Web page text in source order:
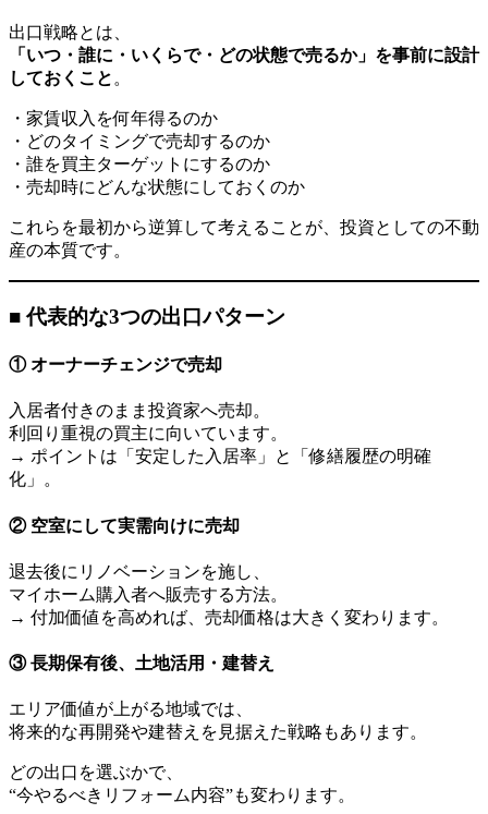
出口戦略とは、
「いつ・誰に・いくらで・どの状態で売るか」を事前に設計
しておくこと 。
・家賃収入を何年得るのか
・どのタイミングで売却するのか
・誰を買主ターゲットにするのか
・売却時にどんな状態にしておくのか
これらを最初から逆算して考えることが、投資としての不動
産の本質です。
■ 代表的な3つの出口パターン
① オーナーチェンジで売却
入居者付きのまま投資家へ売却。
利回り重視の買主に向いています。
→ ポイントは「安定した入居率」と「修繕履歴の明確
化」。
② 空室にして実需向けに売却
退去後にリノベーションを施し、
マイホーム購入者へ販売する方法。
→ 付加価値を高めれば、売却価格は大きく変わります。
③ 長期保有後、土地活用・建替え
エリア価値が上がる地域では、
将来的な再開発や建替えを見据えた戦略もあります。
どの出口を選ぶかで、
“今やるべきリフォーム内容”も変わります。